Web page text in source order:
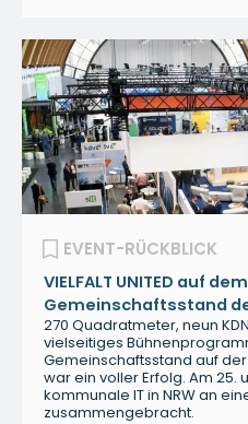
EVENT-RÜCKBLICK
VIELFALT UNITED auf
Gemeinschaftsstand
270 Quadratmeter, neun
vielseitiges
Gemeinschaftsstand auf der
war ein voller Erfolg. Am 25.
kommunale IT in NRW an
zusammengebracht.